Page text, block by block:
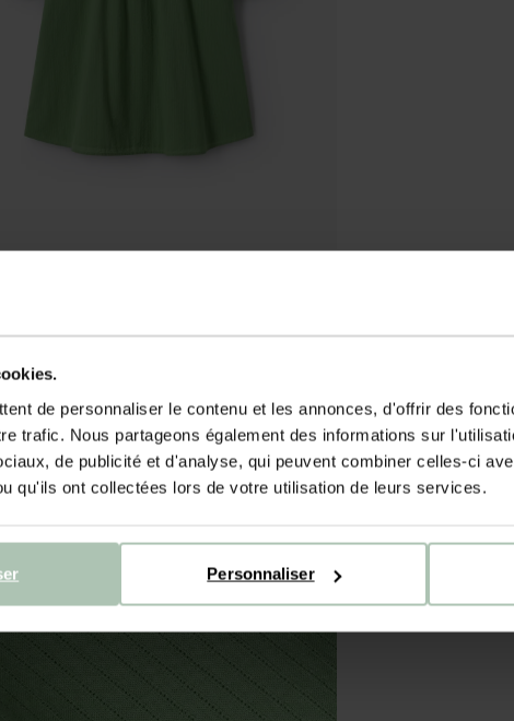
de personnaliser le contenu et les annonces, d'offrir des
trafic. Nous partageons également des informations sur
de publicité et d'analyse, qui peuvent combiner celles-ci
qu'ils ont collectées lors de votre utilisation de leurs services.
Personnaliser